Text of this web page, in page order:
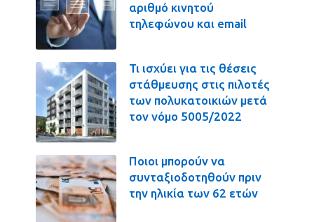
αριθμό κινητού
τηλεφώνου και email
Τι ισχύει για τις θέσεις
στάθμευσης στις πιλοτές
των πολυκατοικιών μετά
τον νόμο 5005/2022
Ποιοι μπορούν να
συνταξιοδοτηθούν πριν
την ηλικία των 62 ετών